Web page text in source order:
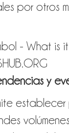
por otros
y